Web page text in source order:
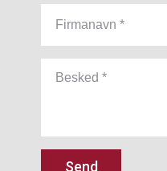
Send